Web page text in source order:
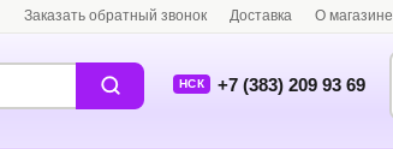
Заказать обратный звонок Доставка О магазине
НСК +7 (383) 209 93 69